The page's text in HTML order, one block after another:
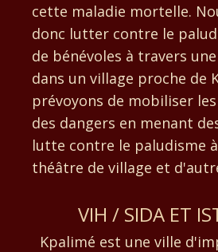
cette maladie mortelle.
donc lutter contre le
de bénévoles à travers
dans un village proche de
prévoyons de mobiliser
des dangers en menant
lutte contre le paludisme
théâtre de village et
VIH / SIDA ET
Kpalimé est une ville